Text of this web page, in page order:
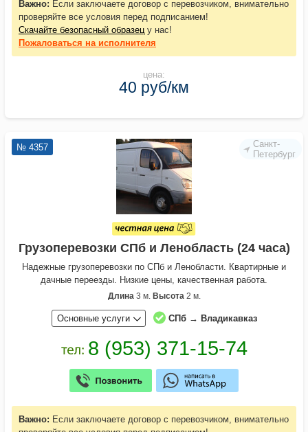
Важно: Если заключаете договор с перевозчиком, внимательно
проверяйте все условия перед подписанием!
Скачайте безопасный образецу нас!
Пожаловаться на исполнителя
цена:
40 руб/км
Санкт-
Петербург
№ 4357
Грузоперевозки СПб и Ленобласть (24 часа)
Надежные грузоперевозки по СПб и Ленобласти. Квартирные и
дачные переезды. Низкие цены, качественная работа.
Длина 3 м. Высота 2 м.
Основные услуги СПб → Владикавказ
Важно: Если заключаете договор с перевозчиком, внимательно